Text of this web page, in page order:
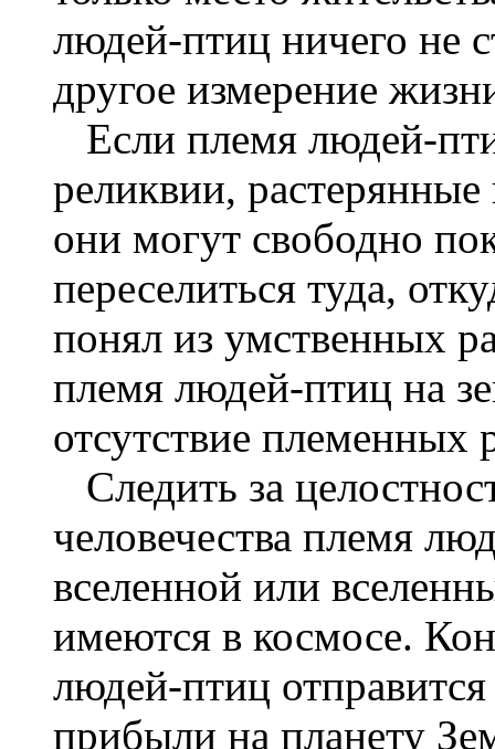
людей-птиц ничего не
другое измерение
Если племя людей-
реликвии, растерянные
они могут свободно
переселиться туда,
понял из умственных
племя людей-птиц на
отсутствие племенных
Следить за
человечества племя
вселенной или
имеются в космосе.
людей-птиц отправится
прибыли на планету